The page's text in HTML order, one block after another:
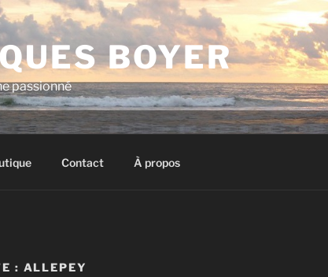
BOYER
passionné
Contact À propos
: ALLEPEY